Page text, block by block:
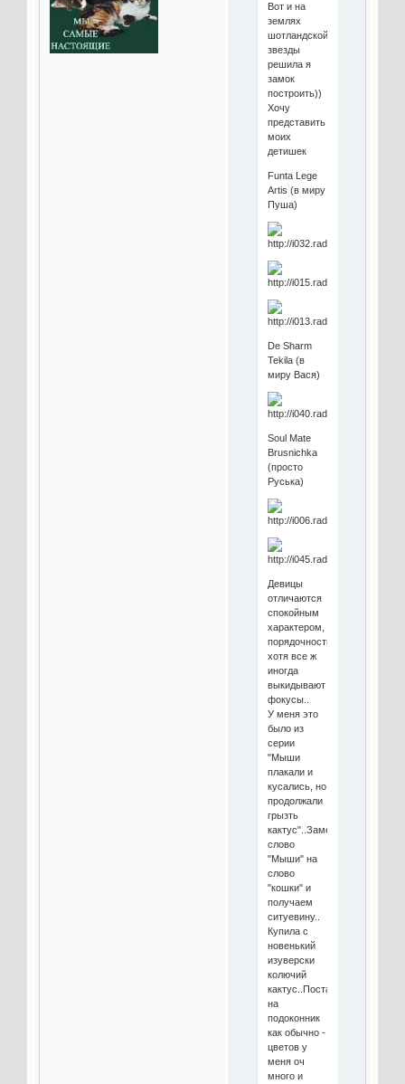
Вот и на
землях
шотландской
звезды
решила я
замок
построить))
Хочу
представить
моих
детишек
Funta Lege
Artis (в миру
Пуша)
De Sharm
Tekila (в
миру Вася)
Soul Mate
Brusnichka
(просто
Руська)
Девицы
отличаются
спокойным
характером,
порядочностью,
хотя все ж
иногда
выкидывают
фокусы..
У меня это
было из
серии
"Мыши
плакали и
кусались, но
продолжали
грызть
кактус"..Заменяем
слово
"Мыши" на
слово
"кошки" и
получаем
ситуевину..
Купила с
новенький
изуверски
колючий
кактус..Поставила
на
подоконник
как обычно -
цветов у
меня оч
много и